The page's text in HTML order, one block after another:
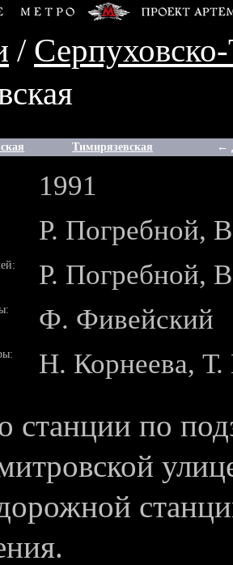
/
Тимирязевская ←
1991
Р. Погребной,
Р. Погребной,
Ф. Фивейский
Н. Корнеева, Т.
станции по